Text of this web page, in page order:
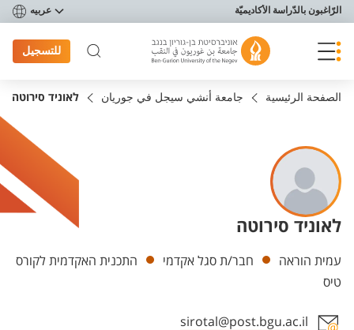
תפריט נגישות
الرّاغبون بالدّراسة الأكاديميّة عربيه
للتسجيل
الصفحة الرئيسية جامعة أنشي سيجل في جوريان לאוניד סירוטה
לאוניד סירוטה
Departments
עמית הוראה חבר/ת סגל אקדמי
התכנית האקדמית לקורס
טיס
sirotal@post.bgu.ac.il